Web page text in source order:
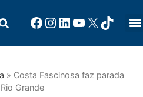
» Costa Fascinosa faz parada
Grande